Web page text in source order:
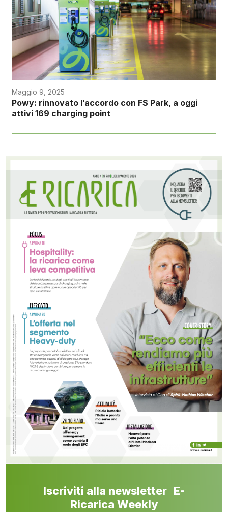
Maggio 9, 2025
Powy: rinnovato l’accordo con FS Park, a oggi
attivi 169 charging point
Iscriviti alla newsletter E-
Ricarica Weekly